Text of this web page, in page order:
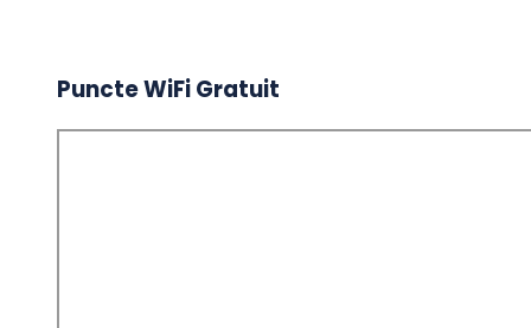
Puncte WiFi Gratuit